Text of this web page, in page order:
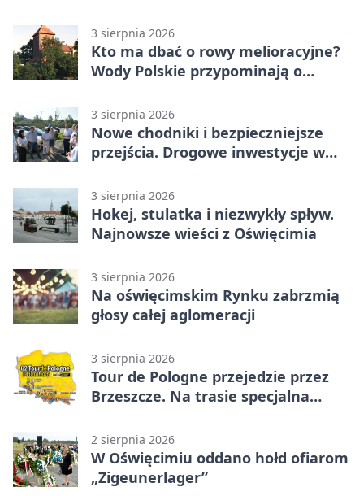
3 sierpnia 2026
Kto ma dbać o rowy melioracyjne?
Wody Polskie przypominają o
3 sierpnia 2026
Nowe chodniki i bezpieczniejsze
przejścia. Drogowe inwestycje w
3 sierpnia 2026
Hokej, stulatka i niezwykły spływ.
Najnowsze wieści z Oświęcimia
3 sierpnia 2026
Na oświęcimskim Rynku zabrzmią
głosy całej aglomeracji
3 sierpnia 2026
Tour de Pologne przejedzie przez
Brzeszcze. Na trasie specjalna
2 sierpnia 2026
W Oświęcimiu oddano hołd ofiarom
„Zigeunerlager”